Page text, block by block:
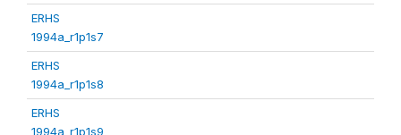
ERHS
1994a_r1p1s7
ERHS
1994a_r1p1s8
ERHS
1994a_r1p1s9